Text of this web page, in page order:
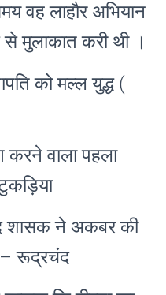
वह लाहौर अभियान
मुलाकात करी थी ।
को मल्ल युद्ध (
करने वाला पहला
शासक ने अकबर की
– रूद्रचंद